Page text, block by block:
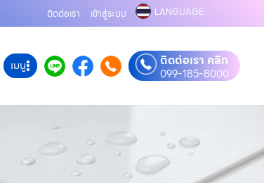
ติดต่อเรา เข้าสู่ระบบ LANGUAGE
เมนู ติดต่อเรา คลิก
099-185-8000